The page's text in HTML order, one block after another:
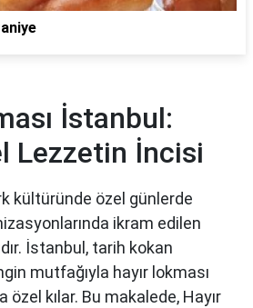
İstanbul:
Lezzetin İncisi
kültüründe özel günlerde
ikram edilen
İstanbul, tarih kokan
mutfağıyla hayır lokması
özel kılar. Bu makalede, Hayır